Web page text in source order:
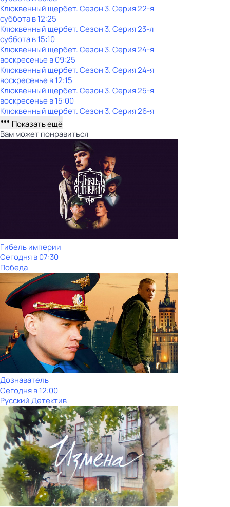
Клюквенный щербет. Сезон 3. Серия 22-я
субботав12:25
Клюквенный щербет. Сезон 3. Серия 23-я
субботав15:10
Клюквенный щербет. Сезон 3. Серия 24-я
воскресенье в09:25
Клюквенный щербет. Сезон 3. Серия 24-я
воскресенье в12:15
Клюквенный щербет. Сезон 3. Серия 25-я
воскресенье в15:00
Клюквенный щербет. Сезон 3. Серия 26-я
Показать ещё
Вам может понравиться
Гибель империи
Сегодня в 07:30
Победа
Дознаватель
Сегодня в 12:00
Русский Детектив